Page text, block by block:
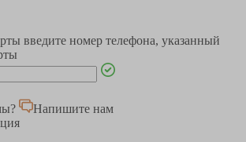
введите номер телефона, указанный
Напишите нам